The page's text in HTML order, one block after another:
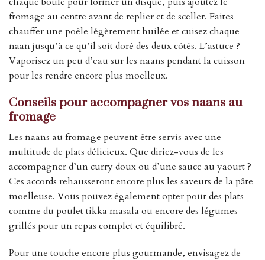
fromage au centre avant de replier et de sceller. Faites
chauffer une poêle légèrement huilée et cuisez chaque
naan jusqu’à ce qu’il soit doré des deux côtés. L’astuce ?
Vaporisez un peu d’eau sur les naans pendant la cuisson
pour les rendre encore plus moelleux.
Conseils pour accompagner vos naans au
fromage
Les naans au fromage peuvent être servis avec une
multitude de plats délicieux. Que diriez-vous de les
accompagner d’un curry doux ou d’une sauce au yaourt ?
Ces accords rehausseront encore plus les saveurs de la pâte
moelleuse. Vous pouvez également opter pour des plats
comme du poulet tikka masala ou encore des légumes
grillés pour un repas complet et équilibré.
Pour une touche encore plus gourmande, envisagez de